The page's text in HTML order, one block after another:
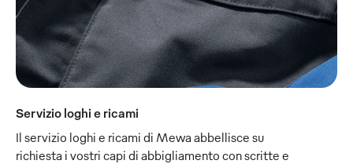
Servizio loghi e ricami
Il servizio loghi e ricami di Mewa abbellisce su
richiesta i vostri capi di abbigliamento con scritte e